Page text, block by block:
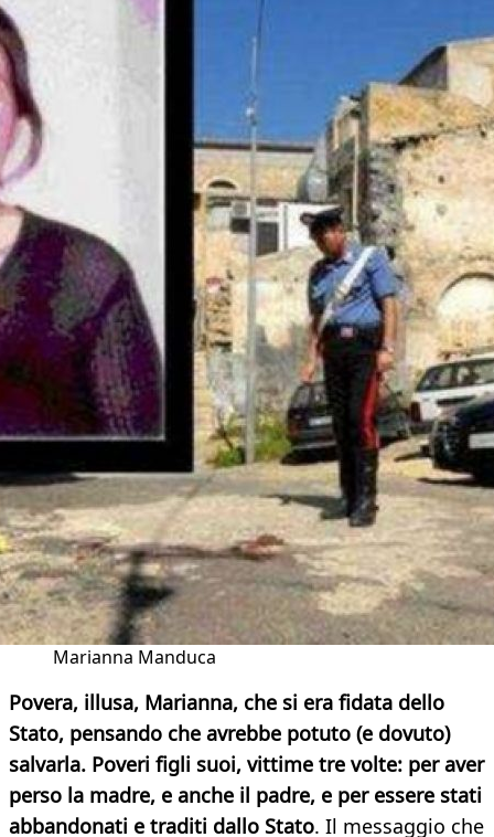
Marianna Manduca
Povera, illusa, Marianna, che si era fidata dello
Stato, pensando che avrebbe potuto (e dovuto)
salvarla. Poveri figli suoi, vittime tre volte: per aver
perso la madre, e anche il padre, e per essere stati
abbandonati e traditi dallo Stato. Il messaggio che